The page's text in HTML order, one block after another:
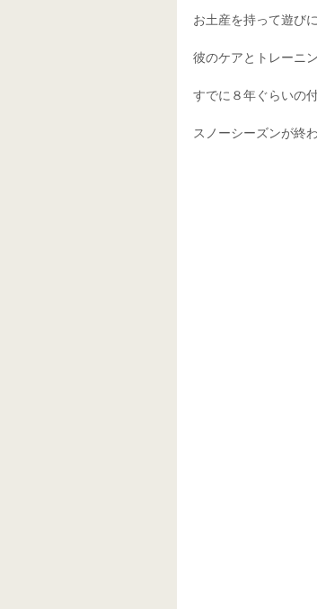
お土産を持って遊び
彼のケアとトレーニ
すでに８年ぐらいの
スノーシーズンが終